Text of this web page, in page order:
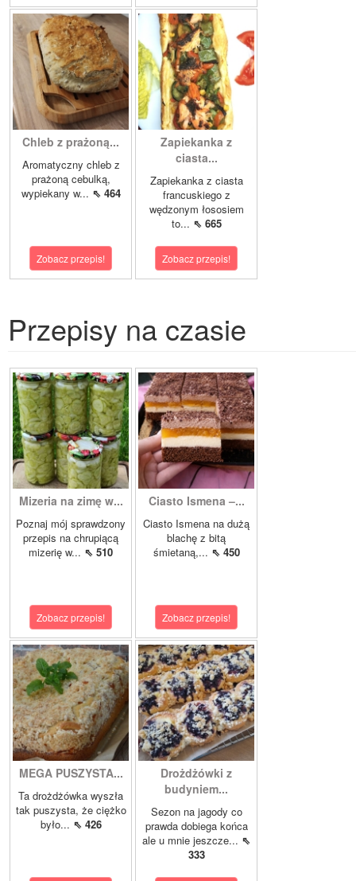
Chleb z prażoną...
Aromatyczny chleb z
prażoną cebulką,
wypiekany w... ⇖ 464
Zobacz przepis!
Zapiekanka z
ciasta...
Zapiekanka z ciasta
francuskiego z
wędzonym łososiem
to... ⇖ 665
Zobacz przepis!
Przepisy na czasie
Mizeria na zimę w...
Poznaj mój sprawdzony
przepis na chrupiącą
mizerię w... ⇖ 510
Zobacz przepis!
Ciasto Ismena –...
Ciasto Ismena na dużą
blachę z bitą
śmietaną,... ⇖ 450
Zobacz przepis!
MEGA PUSZYSTA...
Ta drożdżówka wyszła
tak puszysta, że ciężko
było... ⇖ 426
Drożdżówki z
budyniem...
Sezon na jagody co
prawda dobiega końca
ale u mnie jeszcze... ⇖
333